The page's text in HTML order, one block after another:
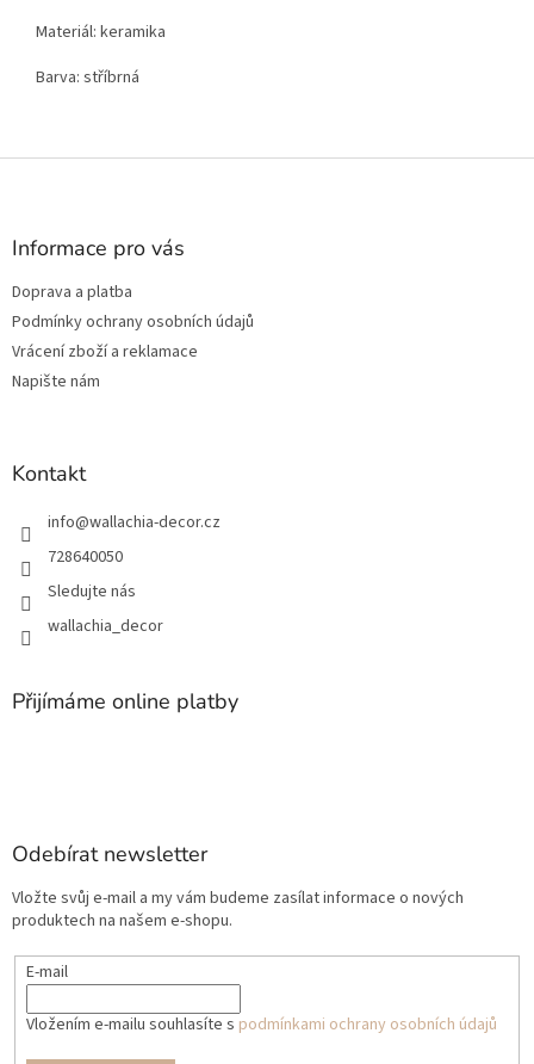
Materiál: keramika
Barva: stříbrná
Z
Informace pro vás
Doprava a platba
Podmínky ochrany osobních údajů
Vrácení zboží a reklamace
Napište nám
Kontakt
info@wallachia-decor.cz
728640050
Sledujte nás
wallachia_decor
Přijímáme online platby
Odebírat newsletter
Vložte svůj e-mail a my vám budeme zasílat informace o nových
produktech na našem e-shopu.
E-mail
Vložením e-mailu souhlasíte s podmínkami ochrany osobních údajů